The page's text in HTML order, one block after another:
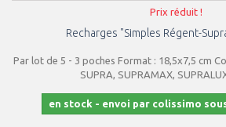
Prix réduit !
Recharges "Simples Régent-
Par lot de 5 - 3 poches Format : 18,5x7,5 cm
SUPRA, SUPRAMAX,
en stock - envoi par colissimo